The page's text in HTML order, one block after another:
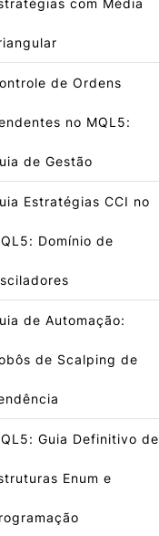
de Ordens
no MQL5:
de Gestão
Estratégias CCI no
Domínio de
de Automação:
de Scalping de
Guia Definitivo de
Enum e